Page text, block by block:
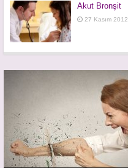
Akut Bronşit
27 Kasım 2012